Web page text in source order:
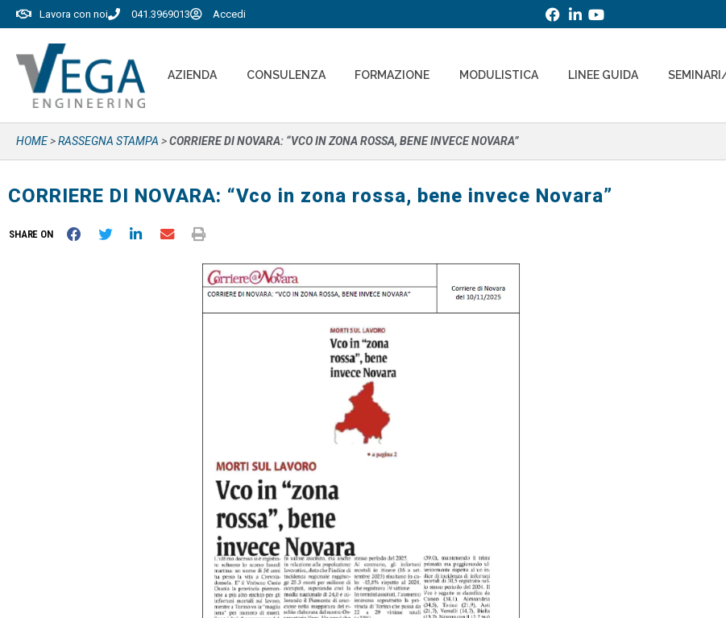
Lavora con noi 041.3969013 Accedi
AZIENDA CONSULENZA FORMAZIONE MODULISTICA LINEE GUIDA
HOME>RASSEGNA STAMPA >CORRIERE DI NOVARA: “VCO IN ZONA ROSSA, BENE INVECE NOVARA”
CORRIERE DI NOVARA: “Vco in zona rossa, bene invece Novara”
SHARE ON